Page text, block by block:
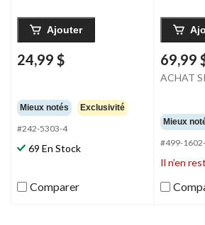
Ajouter
24,99 $
Mieux notés Exclusivité
#242-5303-4
69 En Stock
Comparer
69,99
ACHAT
Mieux
#499-
Il n’en